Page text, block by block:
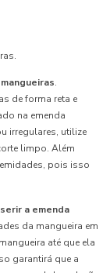
.
de forma reta e
na emenda
irregulares, utilize
limpo. Além
pois isso
a emenda
da mangueira em
até que ela
garantirá que a